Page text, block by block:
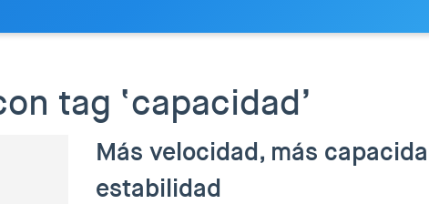
tag ‘capacidad’
Más velocidad, más
estabilidad